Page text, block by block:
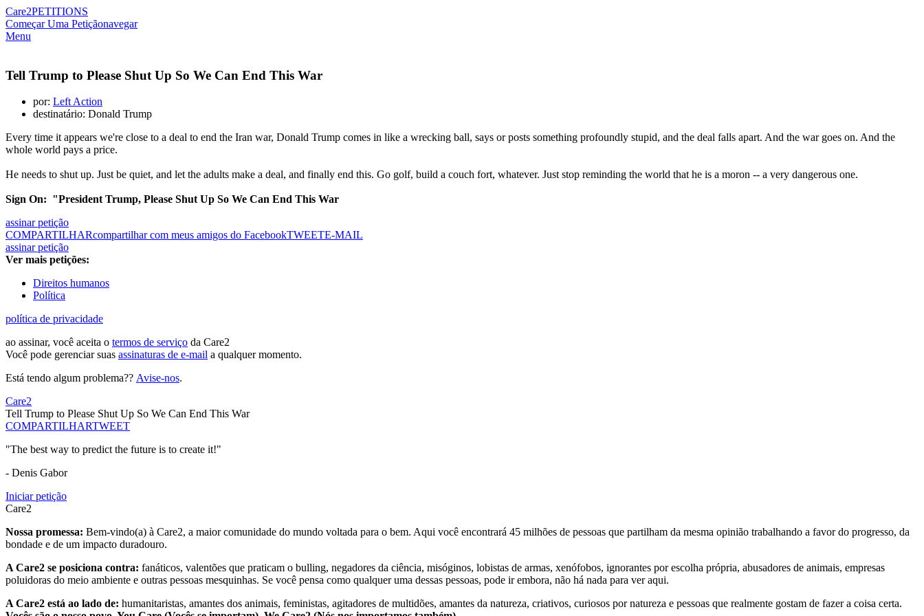
Care2PETITIONS
Começar Uma Petiçãonavegar
Menu
Tell Trump to Please Shut Up So We Can End This War
por: Left Action
destinatário: Donald Trump
Every time it appears we're close to a deal to end the Iran war, Donald Trump comes in like a wrecking ball, says or posts something profoundly stupid, and the deal falls apart. And the war goes on. And the
whole world pays a price.
He needs to shut up. Just be quiet, and let the adults make a deal, and finally end this. Go golf, build a couch fort, whatever. Just stop reminding the world that he is a moron -- a very dangerous one.
Sign On: "President Trump, Please Shut Up So We Can End This War
assinar petição
COMPARTILHARcompartilhar com meus amigos do FacebookTWEETE-MAIL
assinar petição
Ver mais petições:
Direitos humanos
Política
política de privacidade
ao assinar, você aceita o termos de serviço da Care2
Você pode gerenciar suas assinaturas de e-mail a qualquer momento.
Está tendo algum problema?? Avise-nos.
Care2
Tell Trump to Please Shut Up So We Can End This War
COMPARTILHARTWEET
"The best way to predict the future is to create it!"
- Denis Gabor
Iniciar petição
Care2
Nossa promessa: Bem-vindo(a) à Care2, a maior comunidade do mundo voltada para o bem. Aqui você encontrará 45 milhões de pessoas que partilham da mesma opinião trabalhando a favor do progresso, da
bondade e de um impacto duradouro.
A Care2 se posiciona contra: fanáticos, valentões que praticam o bulling, negadores da ciência, misóginos, lobistas de armas, xenófobos, ignorantes por escolha própria, abusadores de animais, empresas
poluidoras do meio ambiente e outras pessoas mesquinhas. Se você pensa como qualquer uma dessas pessoas, pode ir embora, não há nada para ver aqui.
A Care2 está ao lado de: humanitaristas, amantes dos animais, feministas, agitadores de multidões, amantes da natureza, criativos, curiosos por natureza e pessoas que realmente gostam de fazer a coisa certa.